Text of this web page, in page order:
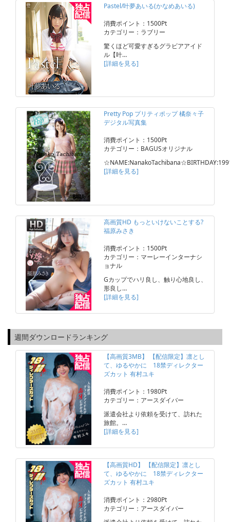
Pastel/叶夢あいる(かなめあいる)
消費ポイント：1500Pt
カテゴリー：ラブリー
驚くほど可愛すぎるグラビアアイド
ル【叶…
[詳細を見る]
Pretty Pop プリティポップ 橘奈々子
デジタル写真集
消費ポイント：1500Pt
カテゴリー：BAGUSオリジナル
[詳細を見る]
高画質HD もっといけないことする?
福原みさき
消費ポイント：1500Pt
カテゴリー：マーレーインターナシ
ョナル
Gカップでハリ良し、触り心地良し、
形良し…
[詳細を見る]
週間ダウンロードランキング
【高画質3MB】 【配信限定】凛とし
て、ゆるやかに 18禁ディレクター
ズカット 有村ユキ
消費ポイント：1980Pt
カテゴリー：アースダイバー
派遣会社より依頼を受けて、訪れた
旅館。…
[詳細を見る]
【高画質HD】 【配信限定】凛とし
て、ゆるやかに 18禁ディレクター
ズカット 有村ユキ
消費ポイント：2980Pt
カテゴリー：アースダイバー